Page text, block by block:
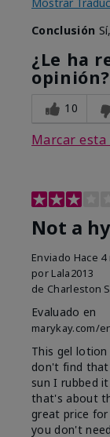
Conclusión
¿Le ha
opinión?
10
Marcar
Not a
Enviado Hace
por Lala2013
de Charleston
Evaluado en
marykay.com/
This gel
don't find
sun I rubbed
that's about
great price
you don't